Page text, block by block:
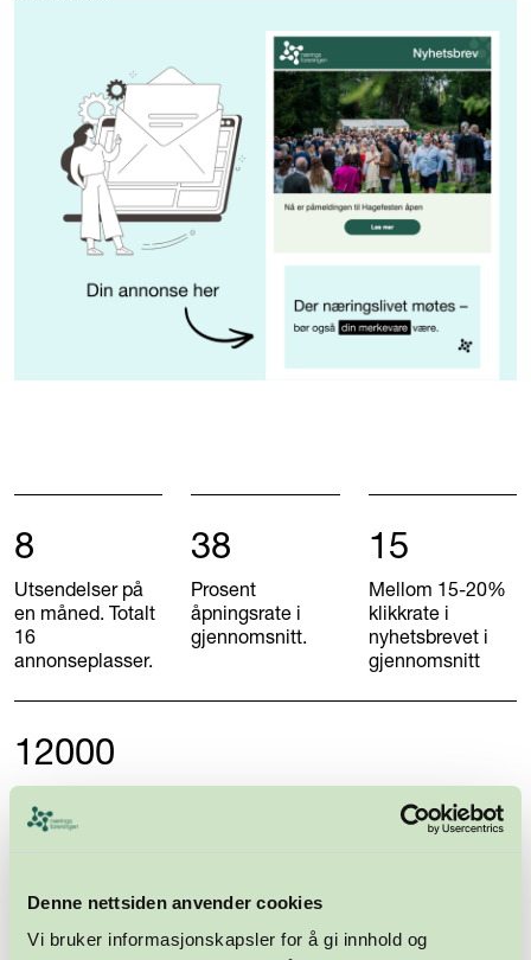
Denne nettsiden anvender cookies
Vi bruker informasjonskapsler for å gi innhold og
8
Utsendelser på
en måned. Totalt
16
annonseplasser.
38
Prosent
åpningsrate i
gjennomsnitt.
15
Mellom 15-20%
klikkrate i
nyhetsbrevet i
gjennomsnitt
12000
Mottagere av nyhetsbrevet